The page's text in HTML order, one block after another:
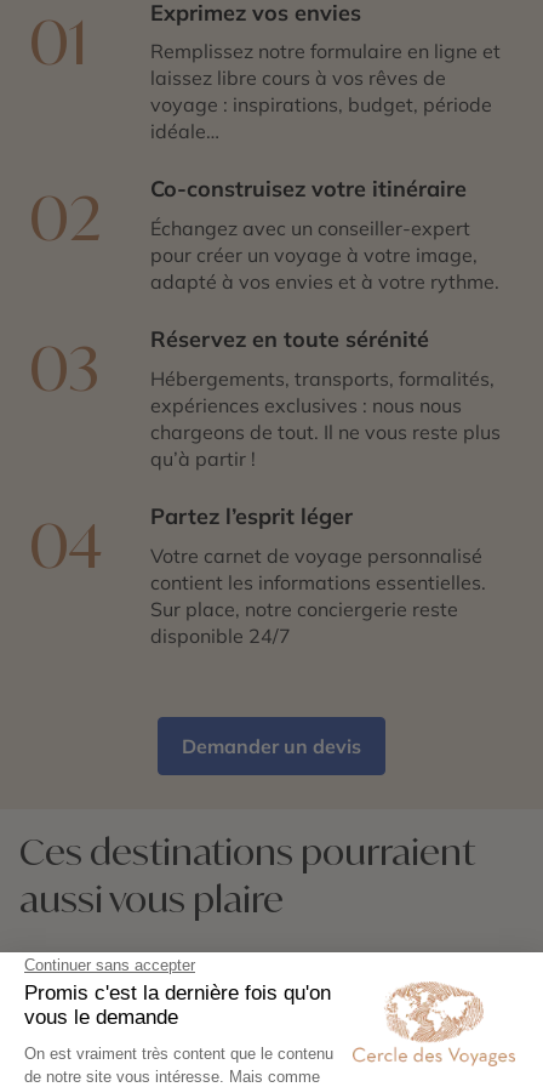
01 Exprimez vos envies
Remplissez notre formulaire en ligne et
laissez libre cours à vos rêves de
voyage : inspirations, budget, période
idéale…
02 Co-construisez votre itinéraire
Échangez avec un conseiller-expert
pour créer un voyage à votre image,
adapté à vos envies et à votre rythme.
03 Réservez en toute sérénité
Hébergements, transports, formalités,
expériences exclusives : nous nous
chargeons de tout. Il ne vous reste plus
qu’à partir !
04 Partez l’esprit léger
Votre carnet de voyage personnalisé
contient les informations essentielles.
Sur place, notre conciergerie reste
disponible 24/7
Demander un devis
Ces destinations pourraient
aussi vous plaire